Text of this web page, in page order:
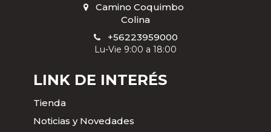
Camino Coquimbo
Colina
+56223959000
Lu-Vie 9:00 a 18:00
LINK DE INTERÉS
Tienda
Noticias y Novedades